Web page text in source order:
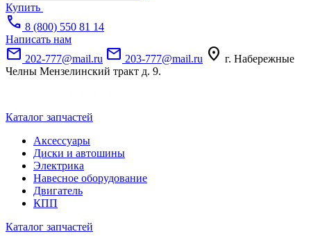
Купить
call 8 (800) 550 81 14
Написать нам
mail 202-777@mail.ru mail 203-777@mail.ru location_on г. Набережные
Челны Мензелинский тракт д. 9.
Каталог запчастей
Аксессуары
Диски и автошины
Электрика
Навесное оборудование
Двигатель
КПП
Каталог запчастей